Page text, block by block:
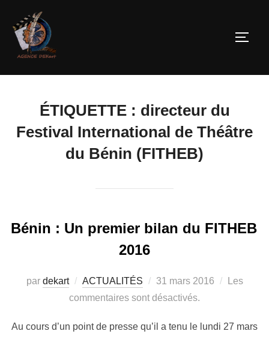
ÉTIQUETTE : directeur du
Festival International de Théâtre
du Bénin (FITHEB)
Bénin : Un premier bilan du FITHEB
2016
par dekart ACTUALITÉS 31 mars 2016
Les
commentaires sont désactivés.
Au cours d’un point de presse qu’il a tenu le lundi 27 mars